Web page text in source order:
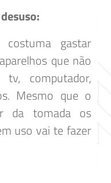
gastar
que não
tv, computador,
Mesmo que o
da tomada os
uso vai te fazer